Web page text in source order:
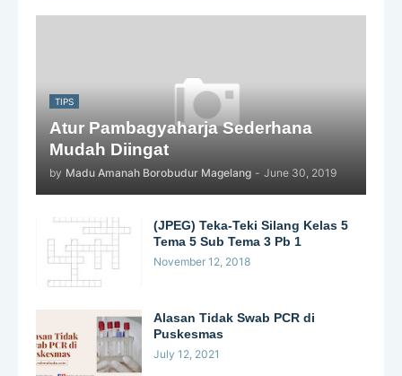
TIPS
Atur Pambagyaharja Sederhana
Mudah Diingat
by Madu Amanah Borobudur Magelang - June 30, 2019
(JPEG) Teka-Teki Silang Kelas 5
Tema 5 Sub Tema 3 Pb 1
November 12, 2018
Alasan Tidak Swab PCR di
Puskesmas
July 12, 2021